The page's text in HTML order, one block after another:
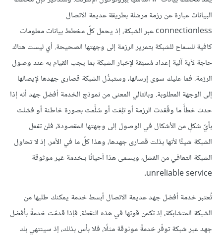
البيانات عبارة عن رزمة مرسَلة بطريقة عديمة الاتصال
connectionless عبر الشبكة، إذ يحمل كلّ مخطط بيانات معلومات
كافية للسماح للشبكة بتمرير الرزمة إلى وجهتها الصحيحة. أي ليست هناك
حاجة لأية آلية إعداد مُسبَقة لإخبار الشبكة بما يجب القيام به عند وصول
الرزمة. فما عليك سوى إرسالها، وستبذُل الشبكة قصارى جهدها لإيصالها
إلى الوجهة المطلوبة. وبالتالي المعنى من نموذج الخدمة أفضل جهد أنه إذا
حدث خطأٌ ما وفُقدت الرزمة أو تلِفت أو سُلِّمت بصورة خاطئة أو فشلت
بأيّ شكلٍ من الأشكال في الوصول إلى وجهتها المقصودة، فلن تفعل
الشبكة شيئًا لأنها بذلت قصارى جهدها، وهذا كلّ ما في الأمر. إذ لا تحاول
الشبكة التعافي من الفشل، ويسمى هذا أحيانًا بـخدمة غير موثوقة
unreliable service.
تُعتبر خدمة أفضل جهد عديمة الاتصال أبسط خدمة يمكنك طلبها من
الشبكة المتشابكة، إذ تكمن قوتها في هذه النقطة. فإذا قدمّت خدمةً بأفضل
جهد عبر شبكة توفّر خدمةً موثوقة مثلًا، فلا بأس بذلك، إذ سينتهي بك